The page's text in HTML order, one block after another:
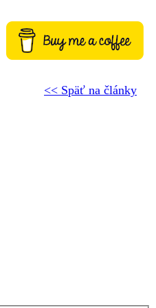
<< Späť na články